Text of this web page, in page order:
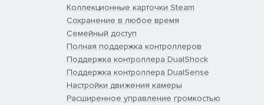
Коллекционные карточки Steam
Сохранение в любое время
Семейный доступ
Полная поддержка контроллеров
Поддержка контроллера DualShock
Поддержка контроллера DualSense
Настройки движения камеры
Расширенное управление громкостью